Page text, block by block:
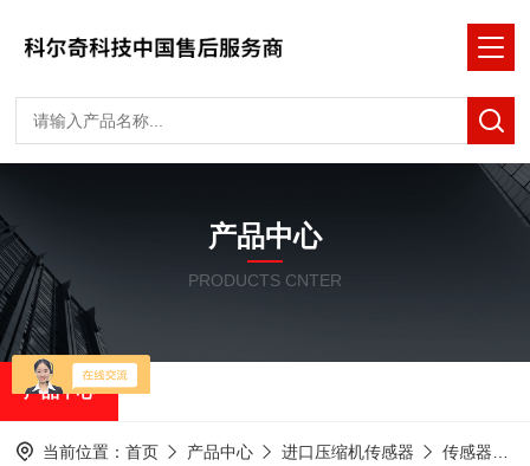
产品中心
PRODUCTS CNTER
产品中心
当前位置： 首页 产品中心 进口压缩机传感器 传感器